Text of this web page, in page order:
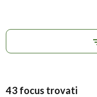
43 focus trovati